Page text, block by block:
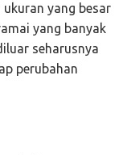
yang besar
yang banyak
seharusnya
perubahan